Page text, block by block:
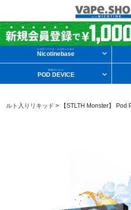
ニコチンリキッドを条件から探す
メンソール フルーツ
ニコチンソルト
ニコチンベース・ニコチンソルト
Nicotinebase
PODデバイス
POD DEVICE
ルト入りリキッド > 【STLTH Monster】